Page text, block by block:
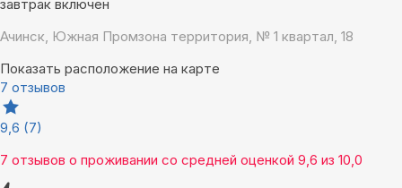
завтрак включен
Ачинск, Южная Промзона территория, № 1 квартал, 18
Показать расположение на карте
7 отзывов
9,6 (7)
7 отзывов о проживании со средней оценкой 9,6 из 10,0